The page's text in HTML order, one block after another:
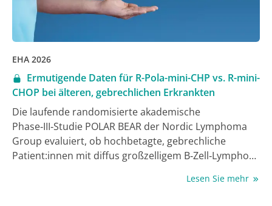
EHA 2026
Ermutigende Daten für R-Pola-mini-CHP vs. R-mini-
CHOP bei älteren, gebrechlichen Erkrankten
Die laufende randomisierte akademische
Phase‑III‑Studie POLAR BEAR der Nordic Lymphoma
Group evaluiert, ob hochbetagte, gebrechliche
Patient:innen mit diffus großzelligem B‑Zell‑Lymphom
Konjugats (ADC) Polatuzumab Vedotin (Pola) in die
Lesen Sie mehr